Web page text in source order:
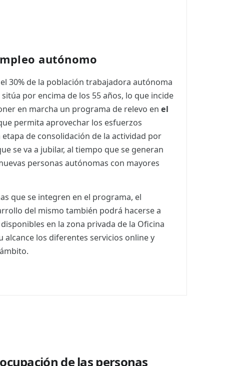
autónomo
30% de la población trabajadora autónoma
sitúa por encima de los 55 años, lo que incide
en marcha un programa de relevo en el
permita aprovechar los esfuerzos
de consolidación de la actividad por
se va a jubilar, al tiempo que se generan
personas autónomas con mayores
que se integren en el programa, el
del mismo también podrá hacerse a
en la zona privada de la Oficina
alcance los diferentes servicios online y
de las personas